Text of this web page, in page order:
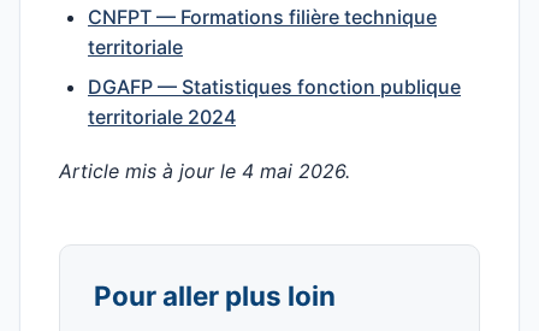
CNFPT — Formations filière technique
territoriale
DGAFP — Statistiques fonction publique
territoriale 2024
Article mis à jour le 4 mai 2026.
Pour aller plus loin